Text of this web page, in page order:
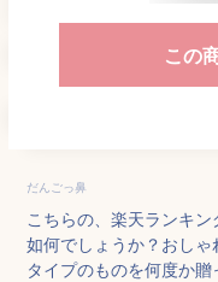
この
だんごっ鼻
こちらの、楽天ランキ
如何でしょうか？おし
タイプのものを何度か贈